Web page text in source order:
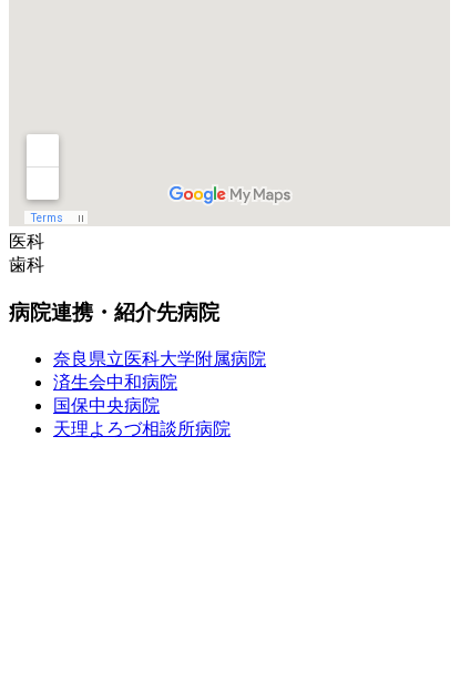
医科
歯科
病院連携・紹介先病院
奈良県立医科大学附属病院
済生会中和病院
国保中央病院
天理よろづ相談所病院